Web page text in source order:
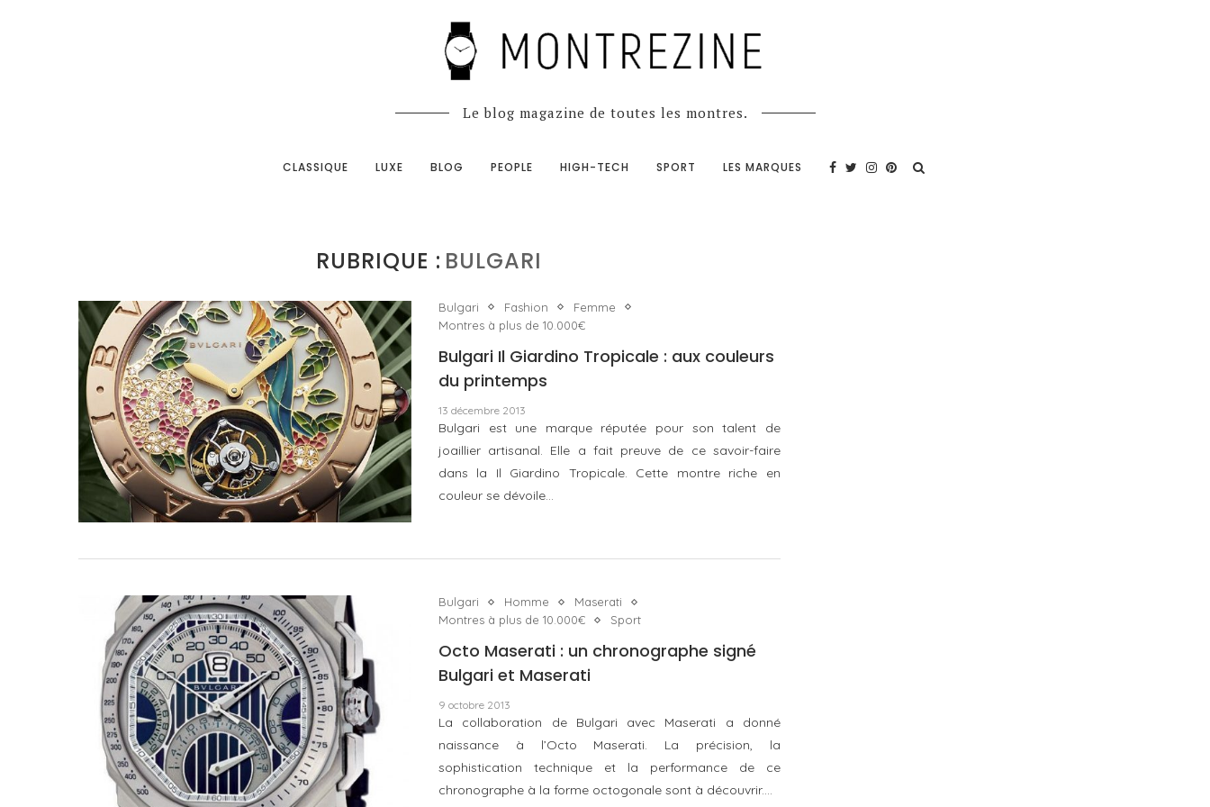
Le blog magazine de toutes les montres.
CLASSIQUE LUXE BLOG PEOPLE HIGH-TECH SPORT LES MARQUES
RUBRIQUE : BULGARI
Bulgari Fashion
Femme
Montres à plus de 10.000€
Bulgari Il Giardino Tropicale : aux couleurs
du printemps
13 décembre 2013
Bulgari est une marque réputée pour son talent de
joaillier artisanal. Elle a fait preuve de ce savoir-faire
dans la Il Giardino Tropicale. Cette montre riche en
couleur se dévoile…
Bulgari Homme
Maserati
Montres à plus de 10.000€
Sport
Octo Maserati : un chronographe signé
Bulgari et Maserati
9 octobre 2013
La collaboration de Bulgari avec Maserati a donné
naissance à l’Octo Maserati. La précision, la
sophistication technique et la performance de ce
chronographe à la forme octogonale sont à découvrir.…